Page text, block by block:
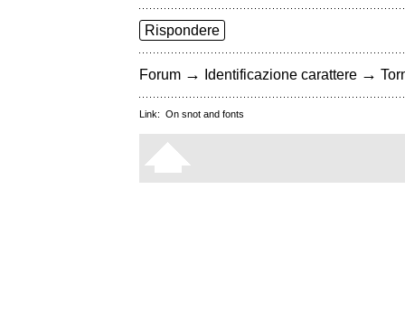
Rispondere
Forum → Identificazione carattere →
Link: On snot and fonts